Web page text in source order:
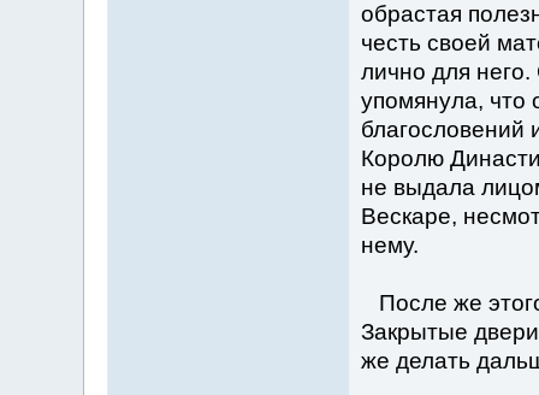
обрастая
честь своей
лично для
упомянула, что
благословений
Королю
не выдала
Вескаре,
нему.
После же
Закрытые
же делать